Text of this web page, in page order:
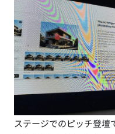
ステージでのピッチ登壇